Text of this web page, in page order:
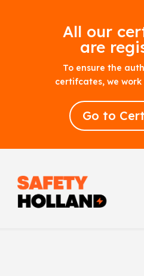
All our
are
To ensure the
certifcates, we
Go to